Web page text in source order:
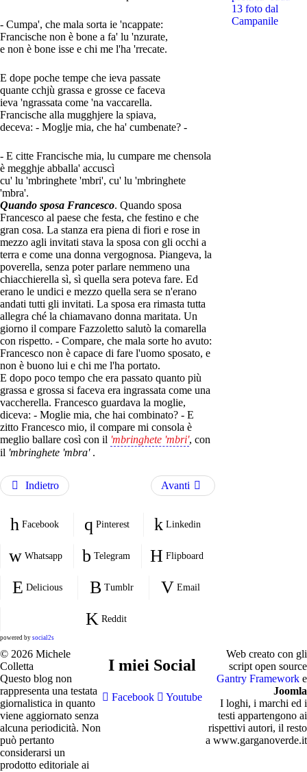
- Cumpa', che mala sorta ie 'ncappate:
Francische non è bone a fa' lu 'nzurate,
e non è bone isse e chi me l'ha 'rrecate.
E dope poche tempe che ieva passate
quante cchjù grassa e grosse ce faceva
ieva 'ngrassata come 'na vaccarella.
Francische alla mugghjere la spiava,
deceva: - Moglje mia, che ha' cumbenate? -
- E citte Francische mia, lu cumpare me chensola
è megghje abballa' accuscì
cu' lu 'mbringhete 'mbri', cu' lu 'mbringhete
'mbra'.
Quando sposa Francesco. Quando sposa
Francesco al paese che festa, che festino e che
gran cosa. La stanza era piena di fiori e rose in
mezzo agli invitati stava la sposa con gli occhi a
terra e come una donna vergognosa. Piangeva, la
poverella, senza poter parlare nemmeno una
chiacchierella sì, sì quella sera poteva fare. Ed
erano le undici e mezzo quella sera se n'erano
andati tutti gli invitati. La sposa era rimasta tutta
allegra ché la chiamavano donna maritata. Un
giorno il compare Fazzoletto salutò la comarella
con rispetto. - Compare, che mala sorte ho avuto:
Francesco non è capace di fare l'uomo sposato, e
non è buono lui e chi me l'ha portato.
E dopo poco tempo che era passato quanto più
grassa e grossa si faceva era ingrassata come una
vaccherella. Francesco guardava la moglie,
diceva: - Moglie mia, che hai combinato? - E
zitto Francesco mio, il compare mi consola è
meglio ballare così con il 'mbringhete 'mbri', con
il 'mbringhete 'mbra'.
Indietro Avanti
Facebook Pinterest Linkedin
Whatsapp Telegram Flipboard
Delicious Tumblr Email
Reddit
powered by social2s
13 foto dal
Campanile
© 2026 Michele
Colletta
Questo blog non
rappresenta una testata
giornalistica in quanto
viene aggiornato senza
alcuna periodicità. Non
può pertanto
considerarsi un
prodotto editoriale ai
I miei Social
Facebook Youtube
Web creato con gli
script open source
Gantry Frameworke
Joomla
I loghi, i marchi ed i
testi appartengono ai
rispettivi autori, il resto
a www.garganoverde.it